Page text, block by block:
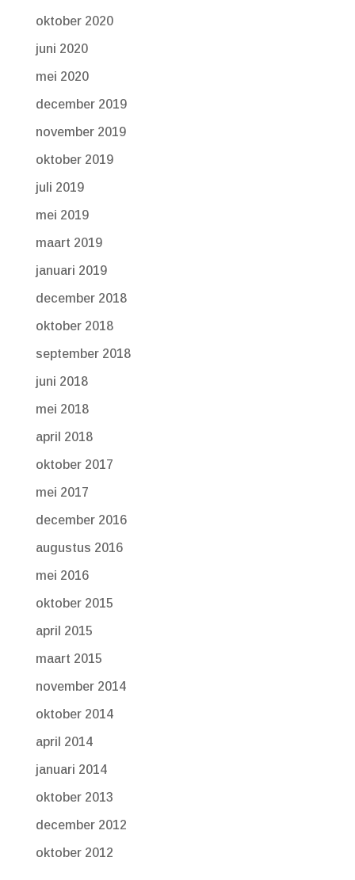
oktober 2020
juni 2020
mei 2020
december 2019
november 2019
oktober 2019
juli 2019
mei 2019
maart 2019
januari 2019
december 2018
oktober 2018
september 2018
juni 2018
mei 2018
april 2018
oktober 2017
mei 2017
december 2016
augustus 2016
mei 2016
oktober 2015
april 2015
maart 2015
november 2014
oktober 2014
april 2014
januari 2014
oktober 2013
december 2012
oktober 2012